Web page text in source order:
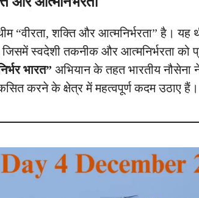
“वीरता, शक्ति और आत्मनिर्भरता” है।
जिसमें स्वदेशी तकनीक और आत्मनिर्भरता को
भारत” अभियान के तहत भारतीय नौसेना ने
करने के क्षेत्र में महत्वपूर्ण कदम उठाए हैं।